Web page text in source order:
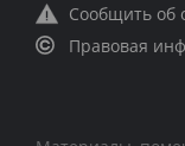
Сообщить об
Правовая